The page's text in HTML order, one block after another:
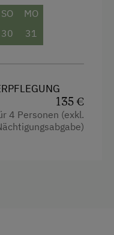
SO
30
MO
31
135 €
4 Personen (exkl.